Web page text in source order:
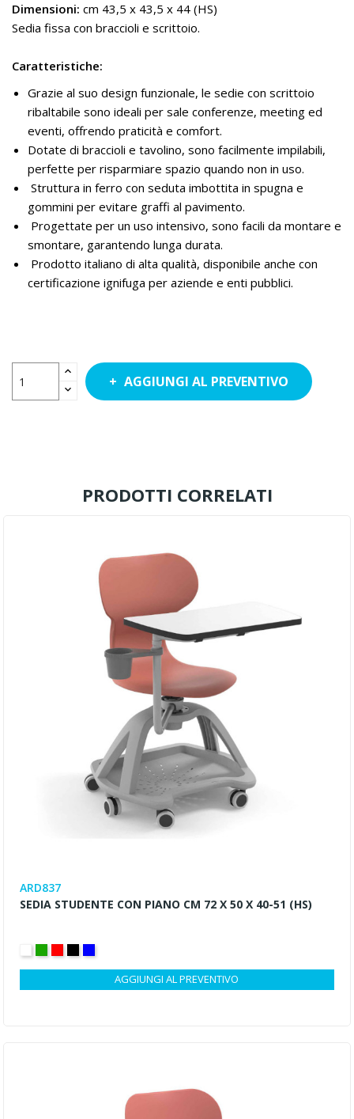
Dimensioni: cm 43,5 x 43,5 x 44 (HS)
Sedia fissa con braccioli e scrittoio.
Caratteristiche:
Grazie al suo design funzionale, le sedie con scrittoio
ribaltabile sono ideali per sale conferenze, meeting ed
eventi, offrendo praticità e comfort.
Dotate di braccioli e tavolino, sono facilmente impilabili,
perfette per risparmiare spazio quando non in uso.
Struttura in ferro con seduta imbottita in spugna e
gommini per evitare graffi al pavimento.
Progettate per un uso intensivo, sono facili da montare e
smontare, garantendo lunga durata.
Prodotto italiano di alta qualità, disponibile anche con
certificazione ignifuga per aziende e enti pubblici.
AGGIUNGI AL PREVENTIVO
PRODOTTI CORRELATI
ARD837
SEDIA STUDENTE CON PIANO CM 72 X 50 X 40-51 (HS)
AGGIUNGI AL PREVENTIVO
BIANCO
VERDEROSSO
NERO
BLU